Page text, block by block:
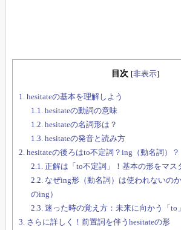
目次 [非表示]
1. hesitateの基本を理解しよう
1.1. hesitateの動詞の意味
1.2. hesitateの名詞形は？
1.3. hesitateの発音と読み方
2. hesitateの後ろはto不定詞？ing（動名詞）？
2.1. 正解は「to不定詞」！基本の形をマス
2.2. なぜing形（動名詞）は使われないの
のing）
2.3. 迷った時の覚え方：未来に向かう「to
3. さらに詳しく！前置詞を伴うhesitateの形